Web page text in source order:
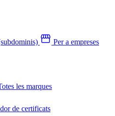
Per a empreses
les marques
de certificats